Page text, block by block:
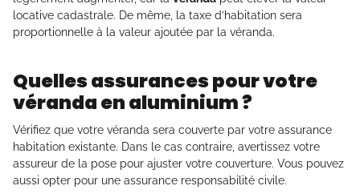
locative cadastrale. De même, la taxe d’habitation sera
proportionnelle à la valeur ajoutée par la véranda.
Quelles assurances pour votre
véranda en aluminium ?
Vérifiez que votre véranda sera couverte par votre assurance
habitation existante. Dans le cas contraire, avertissez votre
assureur de la pose pour ajuster votre couverture. Vous pouvez
aussi opter pour une assurance responsabilité civile.